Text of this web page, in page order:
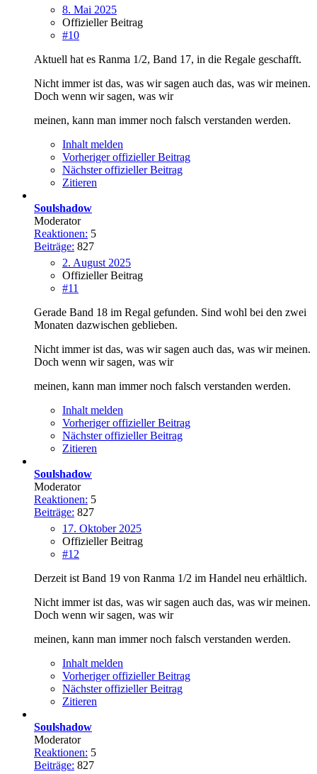
8. Mai 2025
Offizieller Beitrag
#10
Aktuell hat es Ranma 1/2, Band 17, in die Regale geschafft.
Nicht immer ist das, was wir sagen auch das, was wir meinen.
Doch wenn wir sagen, was wir
meinen, kann man immer noch falsch verstanden werden.
Inhalt melden
Vorheriger offizieller Beitrag
Nächster offizieller Beitrag
Zitieren
Soulshadow
Moderator
Reaktionen: 5
Beiträge: 827
2. August 2025
Offizieller Beitrag
#11
Gerade Band 18 im Regal gefunden. Sind wohl bei den zwei
Monaten dazwischen geblieben.
Nicht immer ist das, was wir sagen auch das, was wir meinen.
Doch wenn wir sagen, was wir
meinen, kann man immer noch falsch verstanden werden.
Inhalt melden
Vorheriger offizieller Beitrag
Nächster offizieller Beitrag
Zitieren
Soulshadow
Moderator
Reaktionen: 5
Beiträge: 827
17. Oktober 2025
Offizieller Beitrag
#12
Derzeit ist Band 19 von Ranma 1/2 im Handel neu erhältlich.
Nicht immer ist das, was wir sagen auch das, was wir meinen.
Doch wenn wir sagen, was wir
meinen, kann man immer noch falsch verstanden werden.
Inhalt melden
Vorheriger offizieller Beitrag
Nächster offizieller Beitrag
Zitieren
Soulshadow
Moderator
Reaktionen: 5
Beiträge: 827